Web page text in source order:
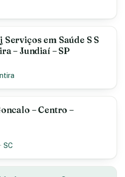
em Saúde S S
– Jundiaí – SP
– Centro –
·SC